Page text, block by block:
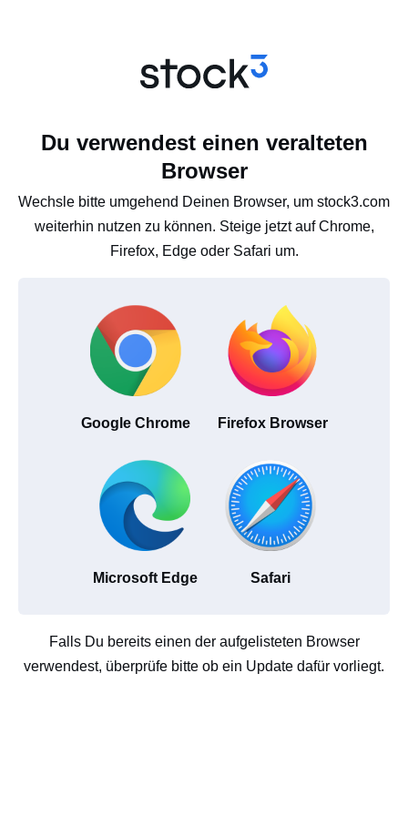
Du verwendest einen veralteten
Browser
Wechsle bitte umgehend Deinen Browser, um stock3.com
weiterhin nutzen zu können. Steige jetzt auf Chrome,
Firefox, Edge oder Safari um.
Google Chrome Firefox Browser
Microsoft Edge Safari
Falls Du bereits einen der aufgelisteten Browser
verwendest, überprüfe bitte ob ein Update dafür vorliegt.